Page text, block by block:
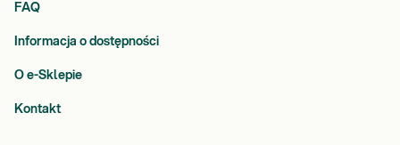
FAQ
Informacja o dostępności
O e-Sklepie
Kontakt